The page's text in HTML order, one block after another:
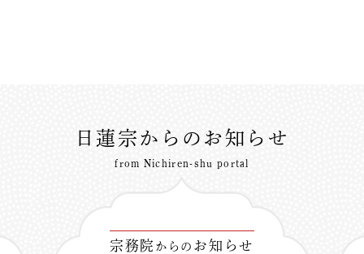
日蓮宗からのお知らせ
from Nichiren-shu portal
宗務院 からの お知らせ